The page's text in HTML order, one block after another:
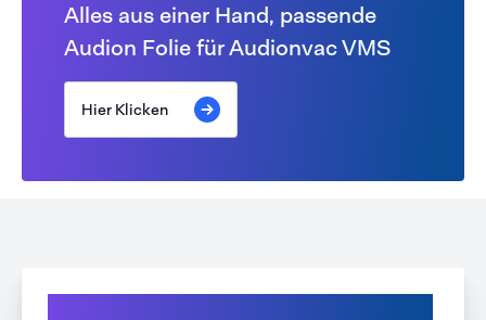
Alles aus einer Hand, passende
Audion Folie für Audionvac VMS
Hier Klicken